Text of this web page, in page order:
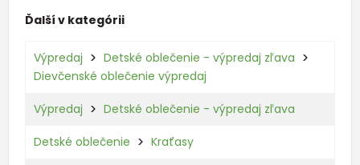
Ďalší v kategórii
Výpredaj
Detské oblečenie - výpredaj zľava
Dievčenské oblečenie výpredaj
Výpredaj Detské oblečenie - výpredaj zľava
Detské oblečenie Kraťasy